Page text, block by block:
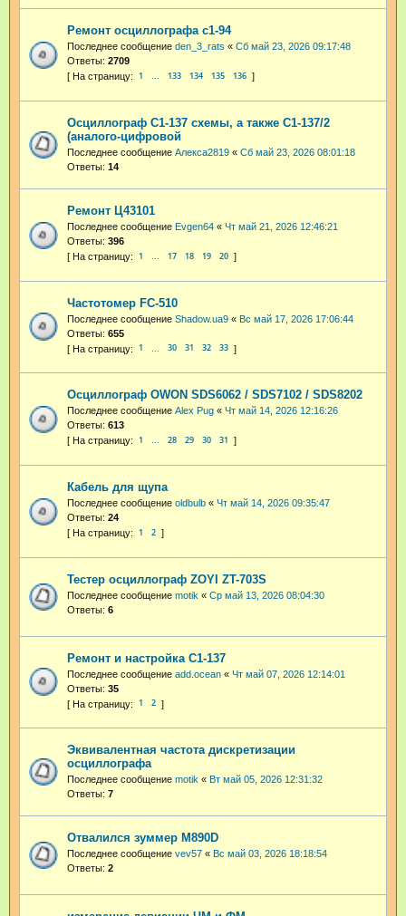
Ремонт осциллографа с1-94
Последнее сообщение den_3_rats « Сб май 23, 2026 09:17:48
Ответы: 2709
1 … 133 134 135 136
Осциллограф С1-137 схемы, а также С1-137/2
(аналого-цифровой
Последнее сообщение Алекса2819 « Сб май 23, 2026 08:01:18
Ответы: 14
Ремонт Ц43101
Последнее сообщение Evgen64 « Чт май 21, 2026 12:46:21
Ответы: 396
1 … 17 18 19 20
Частотомер FC-510
Последнее сообщение Shadow.ua9 « Вс май 17, 2026 17:06:44
Ответы: 655
1 30 31 32 33
Осциллограф OWON SDS6062 / SDS7102 / SDS8202
Последнее сообщение Alex Pug « Чт май 14, 2026 12:16:26
Ответы: 613
1 … 28 29 30 31
Кабель для щупа
Последнее сообщение oldbulb « Чт май 14, 2026 09:35:47
Ответы: 24
1 2
Тестер осциллограф ZOYI ZT-703S
Последнее сообщение motik « Ср май 13, 2026 08:04:30
Ответы: 6
Ремонт и настройка С1-137
Последнее сообщение add.ocean « Чт май 07, 2026 12:14:01
Ответы: 35
1 2
Эквивалентная частота дискретизации
осциллографа
Последнее сообщение motik « Вт май 05, 2026 12:31:32
Ответы: 7
Отвалился зуммер M890D
Последнее сообщение vev57 « Вс май 03, 2026 18:18:54
Ответы: 2